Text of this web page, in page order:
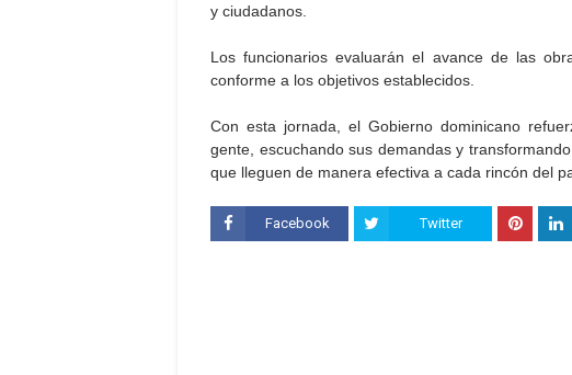
y ciudadanos.
Los funcionarios evaluarán el avance de las
conforme a los objetivos establecidos.
Con esta jornada, el Gobierno dominicano
gente, escuchando sus demandas y
que lleguen de manera efectiva a cada rincón del
Facebook Twitter